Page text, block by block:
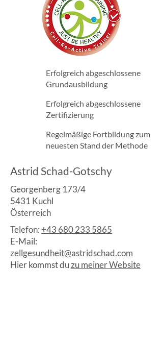
Erfolgreich abgeschlossene
Grundausbildung
Erfolgreich abgeschlossene
Zertifizierung
Regelmäßige Fortbildung zum
neuesten Stand der Methode
Astrid Schad-Gotschy
Georgenberg 173/4
5431 Kuchl
Österreich
Telefon:+43 680 233 5865
E-Mail:
zellgesundheit@astridschad.com
Hier kommst duzu meiner Website